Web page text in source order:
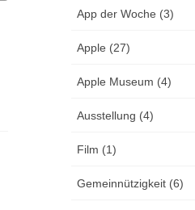
App der Woche (3)
Apple (27)
Apple Museum (4)
Ausstellung (4)
Film (1)
Gemeinnützigkeit (6)